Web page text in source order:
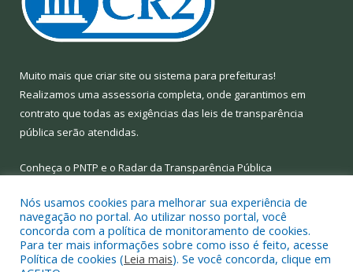
Muito mais que criar site ou sistema para prefeituras!
Realizamos uma assessoria completa, onde garantimos em
contrato que todas as exigências das leis de transparência
pública serão atendidas.
Conheça o PNTP e o Radar da Transparência Pública
Todos os direitos reservados a Prefeitura Municipal de Limoeiro
do Ajuru.
Nós usamos cookies para melhorar sua experiência de
navegação no portal. Ao utilizar nosso portal, você
concorda com a política de monitoramento de cookies.
Para ter mais informações sobre como isso é feito, acesse
Política de cookies (Leia mais). Se você concorda, clique em